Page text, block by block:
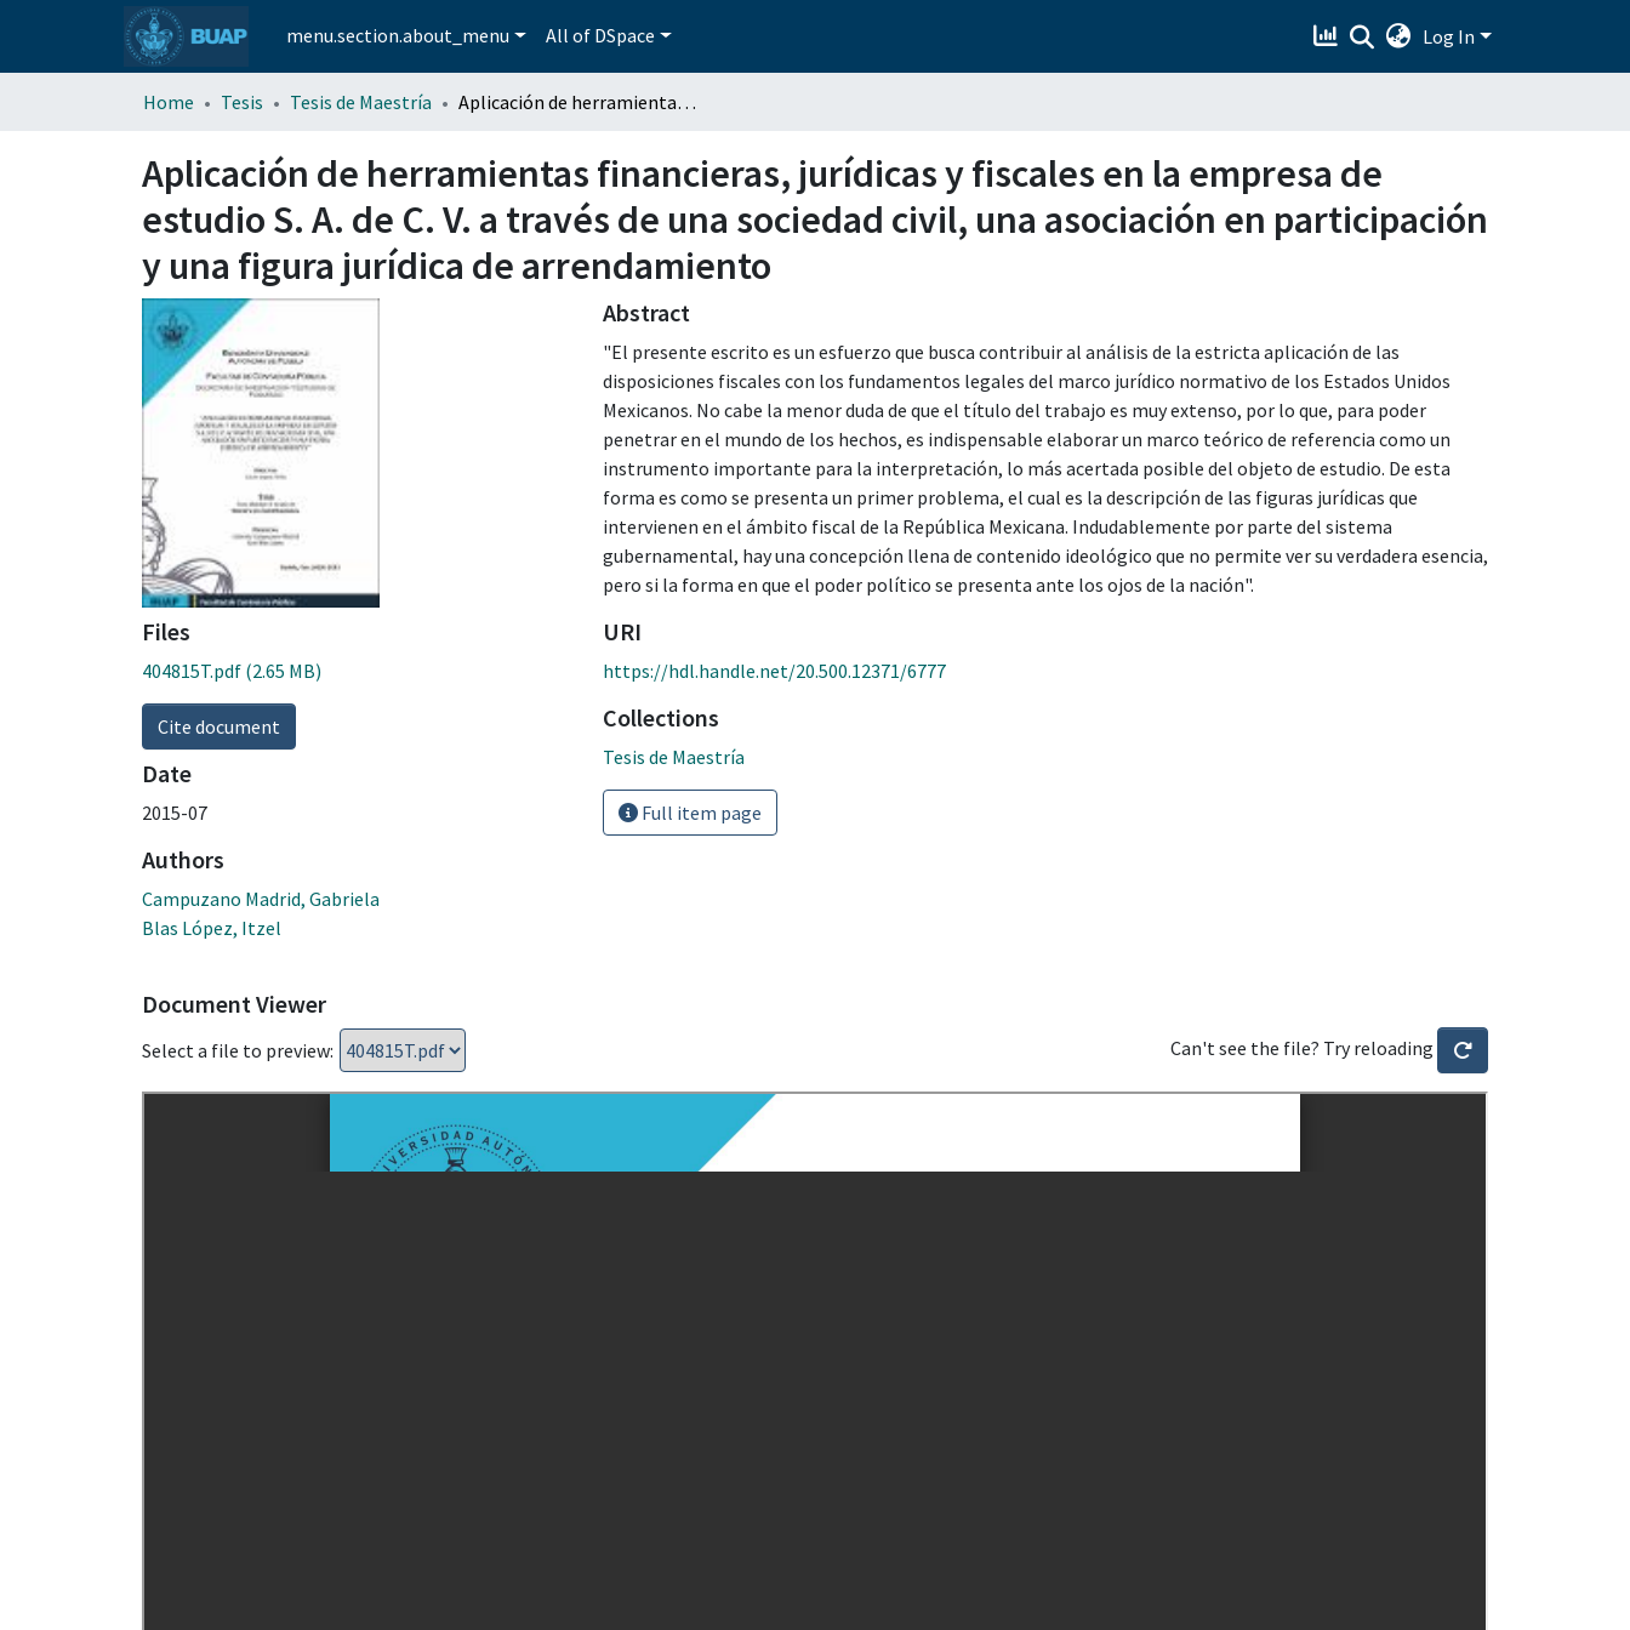
menu.section.about_menu All of DSpace Log In
Home Tesis Tesis de Maestría Aplicación de herramientas financieras, jurídicas y fiscales en la empresa de estudio S. A. de C. V. a través de una sociedad civil, una asociación en participación y una figura jurídica de arrendamiento
Aplicación de herramientas financieras, jurídicas y fiscales en la empresa de
estudio S. A. de C. V. a través de una sociedad civil, una asociación en participación
y una figura jurídica de arrendamiento
Files
404815T.pdf (2.65 MB)
Cite document
Date
2015-07
Authors
Campuzano Madrid, Gabriela
Blas López, Itzel
Abstract
"El presente escrito es un esfuerzo que busca contribuir al análisis de la estricta aplicación de las
disposiciones fiscales con los fundamentos legales del marco jurídico normativo de los Estados Unidos
Mexicanos. No cabe la menor duda de que el título del trabajo es muy extenso, por lo que, para poder
penetrar en el mundo de los hechos, es indispensable elaborar un marco teórico de referencia como un
instrumento importante para la interpretación, lo más acertada posible del objeto de estudio. De esta
forma es como se presenta un primer problema, el cual es la descripción de las figuras jurídicas que
intervienen en el ámbito fiscal de la República Mexicana. Indudablemente por parte del sistema
gubernamental, hay una concepción llena de contenido ideológico que no permite ver su verdadera esencia,
pero si la forma en que el poder político se presenta ante los ojos de la nación".
URI
https://hdl.handle.net/20.500.12371/6777
Collections
Tesis de Maestría
Full item page
Document Viewer
Select a file to preview: Can't see the file? Try reloading